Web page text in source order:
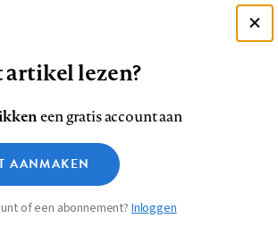
op
Bluesky
ons
op
InstagramYouTube
Disclaimer Privacy
Medische vragen verdienen
betrouwbare antwoorden
lezen?
een gratis account aan
AANMAKEN
of een abonnement?Inloggen